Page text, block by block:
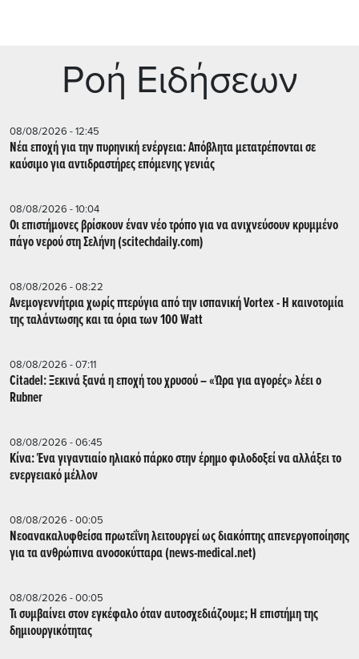
Ρoή Ειδήσεων
08/08/2026 - 12:45
Νέα εποχή για την πυρηνική ενέργεια: Απόβλητα μετατρέπονται σε
καύσιμο για αντιδραστήρες επόμενης γενιάς
08/08/2026 - 10:04
Οι επιστήμονες βρίσκουν έναν νέο τρόπο για να ανιχνεύσουν κρυμμένο
πάγο νερού στη Σελήνη (scitechdaily.com)
08/08/2026 - 08:22
Ανεμογεννήτρια χωρίς πτερύγια από την ισπανική Vortex - Η καινοτομία
της ταλάντωσης και τα όρια των 100 Watt
08/08/2026 - 07:11
Citadel: Ξεκινά ξανά η εποχή του χρυσού – «Ώρα για αγορές» λέει ο
Rubner
08/08/2026 - 06:45
Κίνα: Ένα γιγαντιαίο ηλιακό πάρκο στην έρημο φιλοδοξεί να αλλάξει το
ενεργειακό μέλλον
08/08/2026 - 00:05
Νεοανακαλυφθείσα πρωτεΐνη λειτουργεί ως διακόπτης απενεργοποίησης
για τα ανθρώπινα ανοσοκύτταρα (news-medical.net)
08/08/2026 - 00:05
Τι συμβαίνει στον εγκέφαλο όταν αυτοσχεδιάζουμε; Η επιστήμη της
δημιουργικότητας